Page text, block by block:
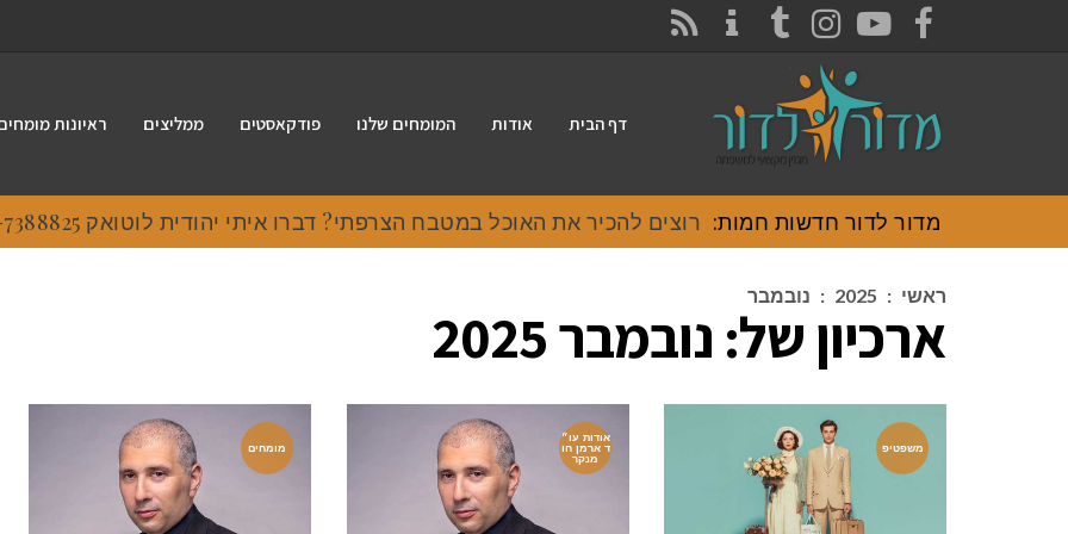
FACEBOOK
YOUTUBE
INSTAGRAM
TUMBLR
דף הבית אודות המומחים שלנו פודקאסטים ממליצים ראיונות
מדור לדור חדשות חמות: רוצים להכיר את האוכל במטבח הצרפתי? דברו איתי יהודית לוטואק 054-7388825.
ראשי :
2025
: נובמבר
ארכיון של: נובמבר 2025
משפטיפ
אודות עו״
ד ארמן חו
מנקר
מומחים